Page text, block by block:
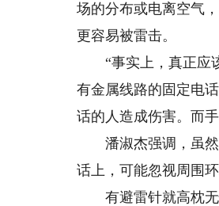
场的分布或电离空气
更容易被雷击。
“事实上，真正应该
有金属线路的固定电
话的人造成伤害。而
潘淑杰强调，虽然
话上，可能忽视周围
有避雷针就高枕无